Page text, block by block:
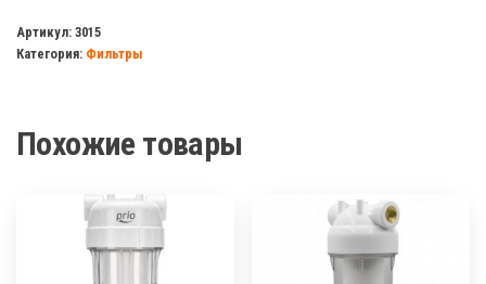
магистральный
10"
10SL
прозрачный
Артикул: 3015
Категория: Фильтры
Похожие товары